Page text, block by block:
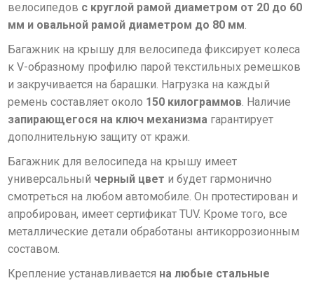
велосипедов с круглой рамой диаметром от 20 до 60
мм и овальной рамой диаметром до 80 мм.
Багажник на крышу для велосипеда фиксирует колеса
к V-образному профилю парой текстильных ремешков
и закручивается на барашки. Нагрузка на каждый
ремень составляет около 150 килограммов. Наличие
запирающегося на ключ механизма гарантирует
дополнительную защиту от кражи.
Багажник для велосипеда на крышу имеет
универсальный черный цвет и будет гармонично
смотреться на любом автомобиле. Он протестирован и
апробирован, имеет сертификат TUV. Кроме того, все
металлические детали обработаны антикоррозионным
составом.
Крепление устанавливается на любые стальные